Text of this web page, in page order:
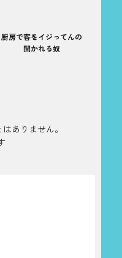
厨房で客をイジってんの
聞かれる奴
ありません。